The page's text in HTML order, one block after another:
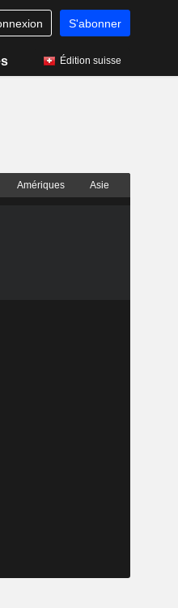
S'abonner
Édition suisse
Amériques Asie